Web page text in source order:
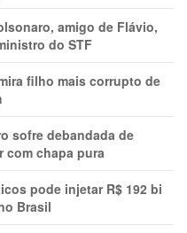
amigo de Flávio,
do STF
filho mais corrupto de
sofre debandada de
com chapa pura
pode injetar R$ 192 bi
Brasil